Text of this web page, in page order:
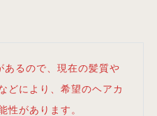
あるので、現在の髪質や
どにより、希望のヘアカ
性があります。